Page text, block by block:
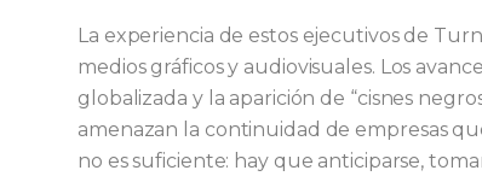
La experiencia de estos ejecutivos de
medios gráficos y audiovisuales. Los
globalizada y la aparición de “cisnes
amenazan la continuidad de empresas
no es suficiente: hay que anticiparse,